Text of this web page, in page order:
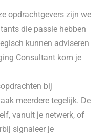
opdrachtgevers zijn we
die passie hebben
kunnen adviseren
Consultant kom je
bij
meerdere tegelijk. De
vanuit je netwerk, of
signaleer je